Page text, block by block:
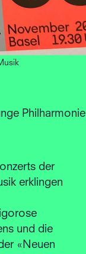
Philharmonie
der
erklingen
und die
«Neuen